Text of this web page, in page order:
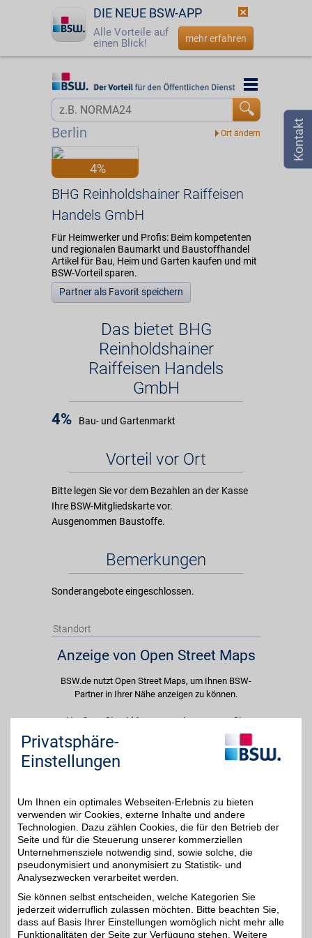
DIE NEUE BSW-APP
Alle Vorteile auf
einen Blick!
mehr erfahren
Startseite
Login
Berlin
Startseite
4%
BHG Reinholdshainer Raiffeisen
Handels GmbH
Für Heimwerker und Profis: Beim kompetenten
und regionalen Baumarkt und Baustoffhandel
Artikel für Bau, Heim und Garten kaufen und mit
BSW-Vorteil sparen.
Partner als Favorit speichern
Das bietet BHG
Reinholdshainer
Raiffeisen Handels
GmbH
4% Bau- und Gartenmarkt
Vorteil vor Ort
Bitte legen Sie vor dem Bezahlen an der Kasse
Ihre BSW-Mitgliedskarte vor.
Ausgenommen Baustoffe.
Bemerkungen
Sonderangebote eingeschlossen.
Standort
Anzeige von Open Street Maps
BSW.de nutzt Open Street Maps, um Ihnen BSW-
Partner in Ihrer Nähe anzeigen zu können.
Um Open Street Maps anzuzeigen passen Sie
bitte Ihre Cookie-Einstellungen an und erlauben
Sie "Externe Inhalte". Diese Auswahl können Sie
jederzeit über die Cookie-Einstellungen im
unteren Seitenbereich ändern.
Einstellungen anpassen
Adresse
Am Bauzentrum 1
01744 Dippoldiswalde
Privatsphäre-
Einstellungen
Um Ihnen ein optimales Webseiten-Erlebnis zu bieten
verwenden wir Cookies, externe Inhalte und andere
Technologien. Dazu zählen Cookies, die für den Betrieb der
Seite und für die Steuerung unserer kommerziellen
Unternehmensziele notwendig sind, sowie solche, die
pseudonymisiert und anonymisiert zu Statistik- und
Analysezwecken verarbeitet werden.
Sie können selbst entscheiden, welche Kategorien Sie
jederzeit widerruflich zulassen möchten. Bitte beachten Sie,
dass auf Basis Ihrer Einstellungen womöglich nicht mehr alle
Funktionalitäten der Seite zur Verfügung stehen. Weitere